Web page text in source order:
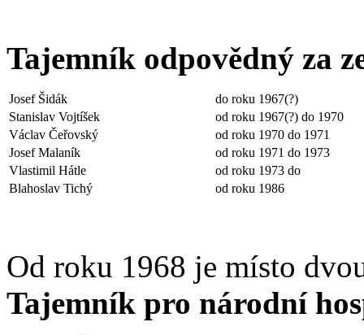
Tajemník odpovědný za
Josef Šidák
do roku 1967(?)
Stanislav Vojtíšek
od roku 1967(?) do 1970
Václav Čeřovský
od roku 1970 do 1971
Josef Malaník
od roku 1971 do 1973
Vlastimil Hátle
od roku 1973 do
Blahoslav Tichý
od roku 1986
Od roku 1968 je místo
Tajemník pro národní